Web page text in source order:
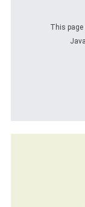
This page